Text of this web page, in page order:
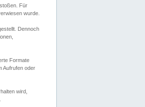
Für
wurde.
Dennoch
Formate
Aufrufen oder
wird,